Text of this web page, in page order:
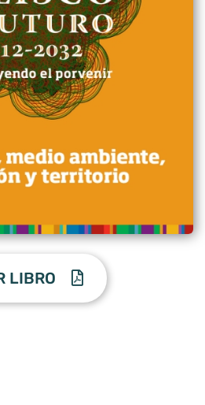
LIBRO